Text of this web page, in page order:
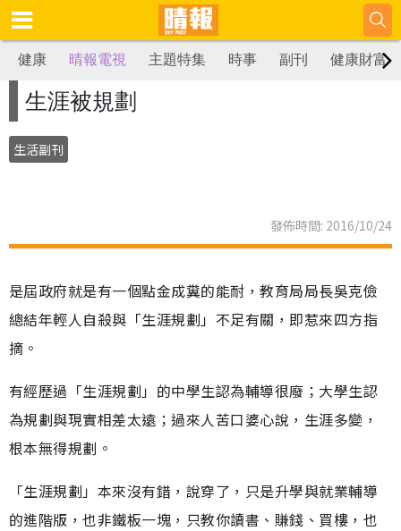
健康 晴報電視 主題特集 時事 副刊 健康財富
生涯被規劃
生活副刊
發佈時間: 2016/10/24
是屆政府就是有一個點金成糞的能耐，教育局局長吳克儉
總結年輕人自殺與「生涯規劃」不足有關，即惹來四方指
摘。
有經歷過「生涯規劃」的中學生認為輔導很廢；大學生認
為規劃與現實相差太遠；過來人苦口婆心說，生涯多變，
根本無得規劃。
「生涯規劃」本來沒有錯，說穿了，只是升學與就業輔導
的進階版，也非鐵板一塊，只教你讀書、賺錢、買樓，也